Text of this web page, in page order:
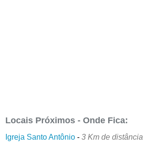
Locais Próximos - Onde Fica:
Igreja Santo Antônio -3 Km de distância